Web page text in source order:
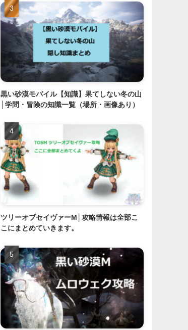
黒い砂漠モバイル【知識】果てしない冬の山
│学問・冒険の知識一覧（場所・画像あり）
ツリーオブセイヴァーM│攻略情報は全部こ
こにまとめていきます。